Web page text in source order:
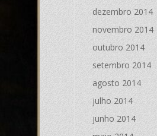
dezembro 2014
novembro 2014
outubro 2014
setembro 2014
agosto 2014
julho 2014
junho 2014